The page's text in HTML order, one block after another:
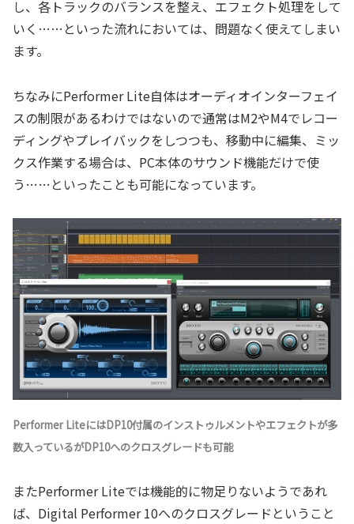
し、各トラックのバランスを整え、エフェクト処理をして
いく……といった流れにおいては、問題なく使えてしまい
ます。
ちなみにPerformer Lite自体はオーディオインターフェイ
スの制限があるわけではないので通常はM2やM4でレコー
ディングやプレイバックをしつつも、移動中に編集、ミッ
クス作業する場合は、PC本体のサウンド機能だけで使
う……といったことも可能になっています。
Performer LiteにはDP10付属のインストゥルメントやエフェクトが多
数入っているがDP10へのクロスグレードも可能
またPerformer Liteでは機能的に物足りないようであれ
ば、Digital Performer 10へのクロスグレードということ